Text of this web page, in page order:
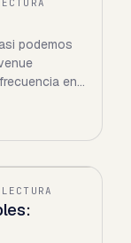
podemos
en